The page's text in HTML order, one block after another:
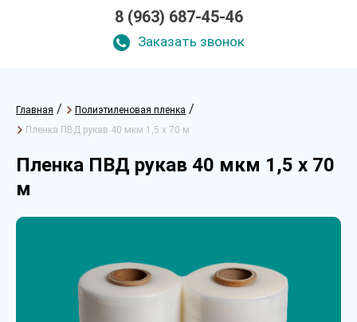
8 (963) 687-45-46
Заказать звонок
Главная / Полиэтиленовая пленка /
Пленка ПВД рукав 40 мкм 1,5 х 70 м
Пленка ПВД рукав 40 мкм 1,5 х 70
м